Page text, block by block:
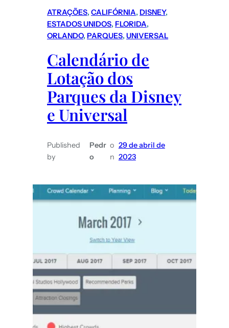
(Peru):
roteiro
completo
uma
viagem
de
casal
ATRAÇÕES, CALIFÓRNIA, DISNEY
ESTADOS UNIDOS, FLORIDA
ORLANDO, PARQUES, UNIVERSAL
Calendário de
Lotação dos
Parques da Disney
e Universal
Published
by
Pedr
o
o
n
29 de abril de
2023